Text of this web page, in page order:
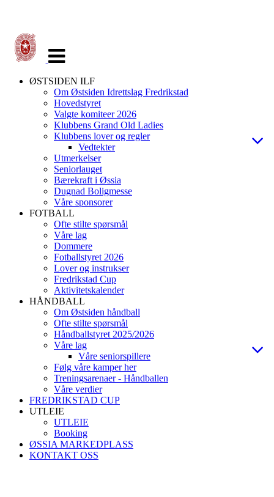
navigasjon
ØSTSIDEN ILF
Om Østsiden Idrettslag Fredrikstad
Hovedstyret
Valgte komiteer 2026
Klubbens Grand Old Ladies
Klubbens lover og regler
Vedtekter
Utmerkelser
Seniorlauget
Bærekraft i Øssia
Dugnad Boligmesse
Våre sponsorer
FOTBALL
Ofte stilte spørsmål
Våre lag
Dommere
Fotballstyret 2026
Lover og instrukser
Fredrikstad Cup
Aktivitetskalender
HÅNDBALL
Om Østsiden håndball
Ofte stilte spørsmål
Håndballstyret 2025/2026
Våre lag
Våre seniorspillere
Følg våre kamper her
Treningsarenaer - Håndballen
Våre verdier
FREDRIKSTAD CUP
UTLEIE
UTLEIE
Booking
ØSSIA MARKEDPLASS
KONTAKT OSS